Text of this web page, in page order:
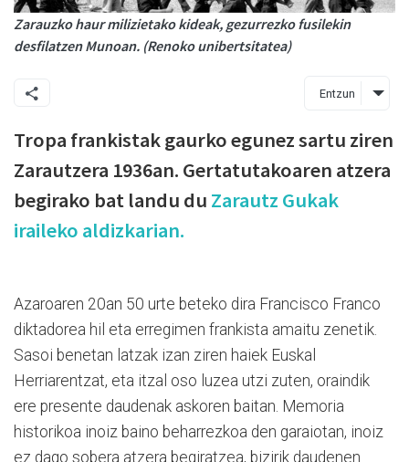
Zarauzko haur milizietako kideak, gezurrezko fusilekin
desfilatzen Munoan. (Renoko unibertsitatea)
Entzun
Tropa frankistak gaurko egunez sartu ziren
Zarautzera 1936an. Gertatutakoaren atzera
begirako bat landu du Zarautz Gukak
iraileko aldizkarian.
Azaroaren 20an 50 urte beteko dira Francisco Franco
diktadorea hil eta erregimen frankista amaitu zenetik.
Sasoi benetan latzak izan ziren haiek Euskal
Herriarentzat, eta itzal oso luzea utzi zuten, oraindik
ere presente daudenak askoren baitan. Memoria
historikoa inoiz baino beharrezkoa den garaiotan, inoiz
ez dago sobera atzera begiratzea, bizirik daudenen